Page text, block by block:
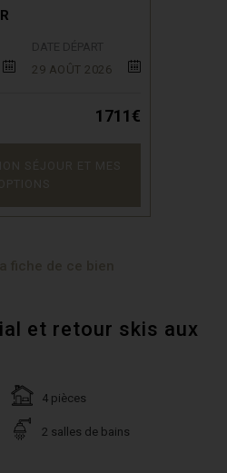
29 AOÛT 2026
1711€
et retour skis aux
4 pièces
2 salles de bains